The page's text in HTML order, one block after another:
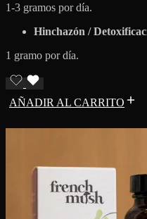
1-3 gramos por día.
Hinchazón /
1 gramo por día.
AÑADIR AL CARRITO